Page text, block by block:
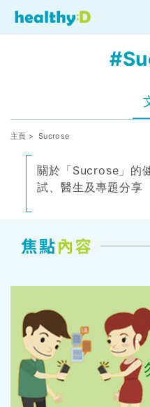
主頁 > Sucrose
關於「Sucrose」的
試、醫生及專題分享